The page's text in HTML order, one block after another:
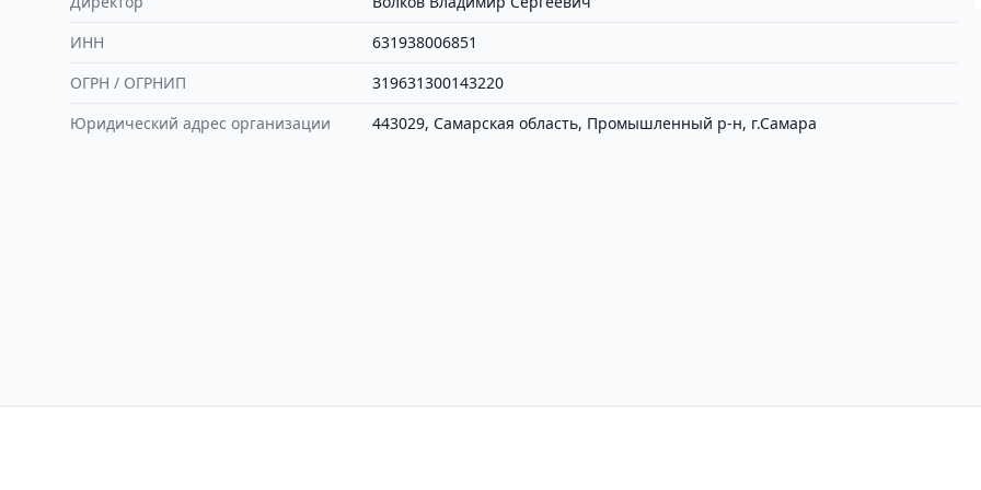
ИНН
631938006851
ОГРН / ОГРНИП
319631300143220
Юридический адрес организации
443029, Самарская область, Промышленный р-н, г.Самара